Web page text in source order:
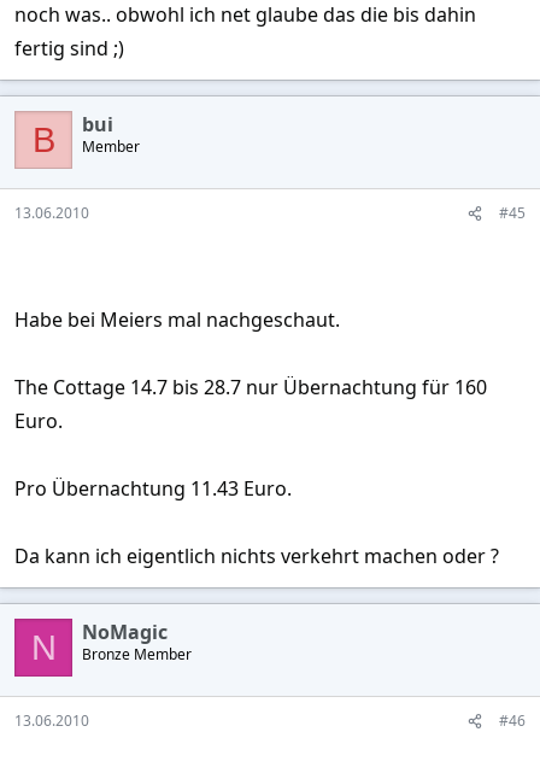
noch was.. obwohl ich net glaube das die bis dahin
fertig sind ;)
B bui
Member
13.06.2010 #45
Habe bei Meiers mal nachgeschaut.
The Cottage 14.7 bis 28.7 nur Übernachtung für 160
Euro.
Pro Übernachtung 11.43 Euro.
Da kann ich eigentlich nichts verkehrt machen oder ?
N NoMagic
Bronze Member
13.06.2010 #46